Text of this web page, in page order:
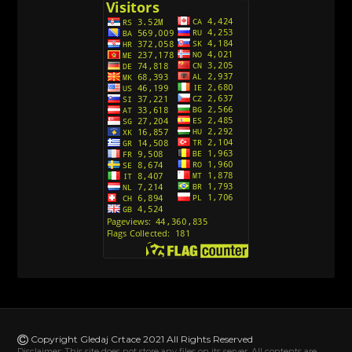
Avanture Kida Opasnost (Sinhronizovano na
Action Man (Sinhronizovano na Hrvatski)
Action Man (2000) Sinhronizovano na Hrvatski
Andjeoski Prijatelji (Sinhronizovano na Srpski)
Ajkuca (Sharkdog) Sinhronizovano na Srpski
Alvin i veverice (Alvinnn!!! And the Chipmunks)
Sinhronizovano na Srpski
Avanture Mačka u čizmama (Sinhronizovano na
[78]
Copyright Gledaj Crtace 2021 All Rights Reserved